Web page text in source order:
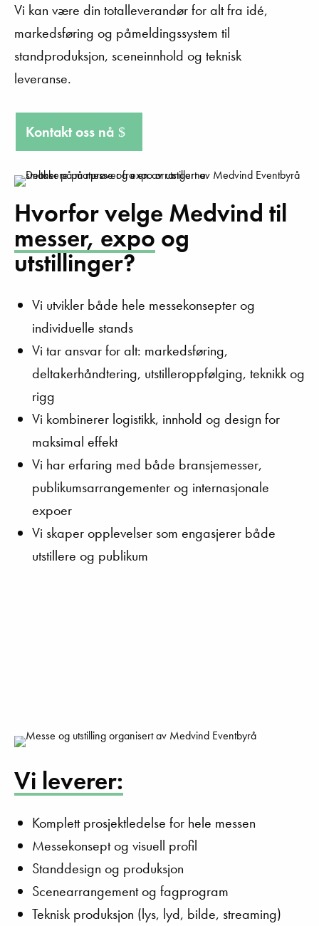
Vi kan være din totalleverandør for alt fra idé,
markedsføring og påmeldingssystem til
standproduksjon, sceneinnhold og teknisk
leveranse.
Kontakt oss nå
Hvorfor velge Medvind til
messer, expo og
utstillinger?
Vi utvikler både hele messekonsepter og
individuelle stands
Vi tar ansvar for alt: markedsføring,
deltakerhåndtering, utstilleroppfølging, teknikk og
rigg
Vi kombinerer logistikk, innhold og design for
maksimal effekt
Vi har erfaring med både bransjemesser,
publikumsarrangementer og internasjonale
expoer
Vi skaper opplevelser som engasjerer både
utstillere og publikum
Vi leverer:
Komplett prosjektledelse for hele messen
Messekonsept og visuell profil
Standdesign og produksjon
Scenearrangement og fagprogram
Teknisk produksjon (lys, lyd, bilde, streaming)